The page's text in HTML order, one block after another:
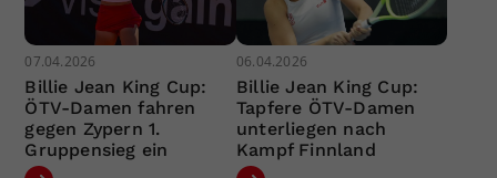
07.04.2026
Billie Jean King Cup:
ÖTV-Damen fahren
gegen Zypern 1.
Gruppensieg ein
06.04.2026
Billie Jean King Cup:
Tapfere ÖTV-Damen
unterliegen nach
Kampf Finnland